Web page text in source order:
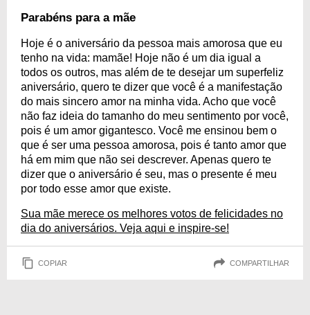
Parabéns para a mãe
Hoje é o aniversário da pessoa mais amorosa que eu
tenho na vida: mamãe! Hoje não é um dia igual a
todos os outros, mas além de te desejar um superfeliz
aniversário, quero te dizer que você é a manifestação
do mais sincero amor na minha vida. Acho que você
não faz ideia do tamanho do meu sentimento por você,
pois é um amor gigantesco. Você me ensinou bem o
que é ser uma pessoa amorosa, pois é tanto amor que
há em mim que não sei descrever. Apenas quero te
dizer que o aniversário é seu, mas o presente é meu
por todo esse amor que existe.
Sua mãe merece os melhores votos de felicidades no
dia do aniversários. Veja aqui e inspire-se!
COPIAR COMPARTILHAR